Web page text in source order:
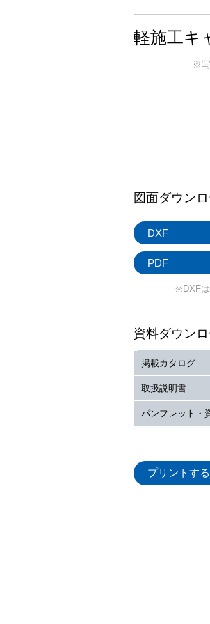
軽施工
※写
図面ダウン
DXF
PDF
※DXFは
資料ダウン
掲載カタログ
取扱説明書
パンフレット・
プリントする